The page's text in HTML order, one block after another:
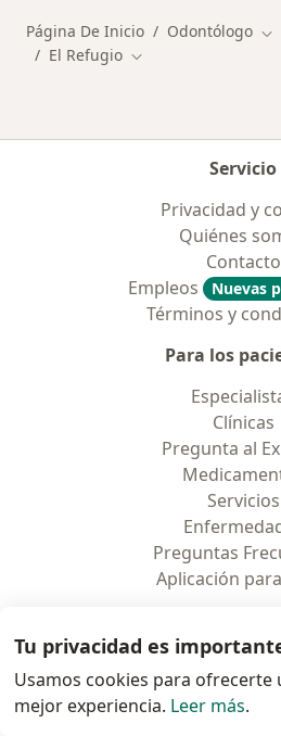
Página De Inicio Odontólogo
El Refugio Cambiar de ciudad
Servicio
Privacidad y
Quiénes
Contacto
Empleos
Nuevas
Términos y
Para los
Clínicas
Pregunta al
Servicios
Preguntas
Aplicación
Planes y
Para
Para clinicas
Tu privacidad es
Usamos cookies para ofrecerte
mejor experiencia. Leer más.